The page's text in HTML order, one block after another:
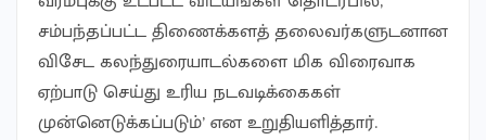
சம்பந்தப்பட்ட திணைக்களத் தலைவர்களுடனான
விசேட கலந்துரையாடல்களை மிக விரைவாக
ஏற்பாடு செய்து உரிய நடவடிக்கைகள்
முன்னெடுக்கப்படும்’ என உறுதியளித்தார்.